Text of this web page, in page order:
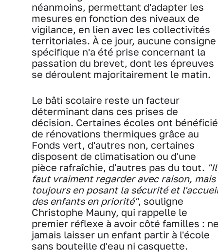
néanmoins, permettant d'adapter les
mesures en fonction des niveaux de
vigilance, en lien avec les collectivités
territoriales. À ce jour, aucune consigne
spécifique n'a été prise concernant la
passation du brevet, dont les épreuves
se déroulent majoritairement le matin.
Le bâti scolaire reste un facteur
déterminant dans ces prises de
décision. Certaines écoles ont bénéficié
de rénovations thermiques grâce au
Fonds vert, d'autres non, certaines
disposent de climatisation ou d'une
pièce rafraîchie, d'autres pas du tout. "Il
faut vraiment regarder avec raison, mais
toujours en posant la sécurité et
des enfants en priorité", souligne
Christophe Mauny, qui rappelle le
premier réflexe à avoir côté familles :
jamais laisser un enfant partir à l'école
sans bouteille d'eau ni casquette.